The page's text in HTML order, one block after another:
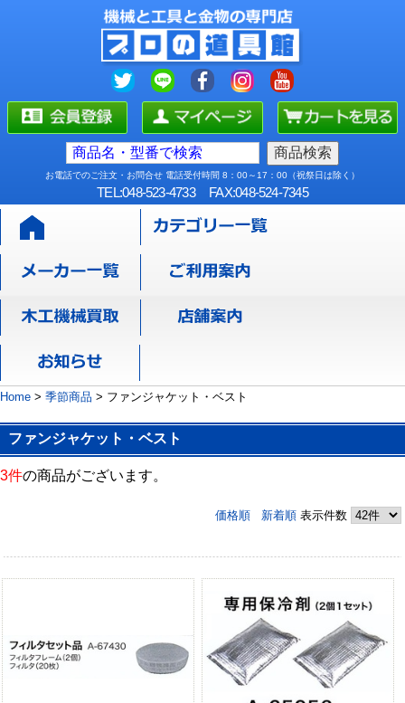
お電話でのご注文・お問合せ 電話受付時間 8：00～17：00（祝祭日は除く）
TEL:048-523-4733 FAX:048-524-7345
Home > 季節商品 > ファンジャケット・ベスト
ファンジャケット・ベスト
3件の商品がございます。
価格順 新着順表示件数